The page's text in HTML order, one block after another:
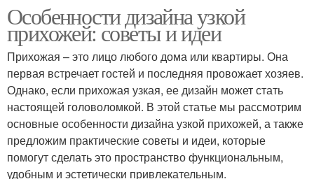
Особенности дизайна узкой
прихожей: советы и идеи
Прихожая – это лицо любого дома или квартиры. Она
первая встречает гостей и последняя провожает хозяев.
Однако, если прихожая узкая, ее дизайн может стать
настоящей головоломкой. В этой статье мы рассмотрим
основные особенности дизайна узкой прихожей, а также
предложим практические советы и идеи, которые
помогут сделать это пространство функциональным,
удобным и эстетически привлекательным.